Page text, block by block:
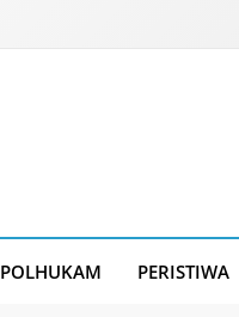
POLHUKAM PERISTIWA